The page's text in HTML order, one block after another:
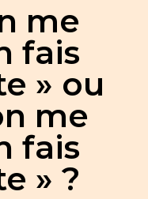
me
fais
» ou
me
fais
» ?